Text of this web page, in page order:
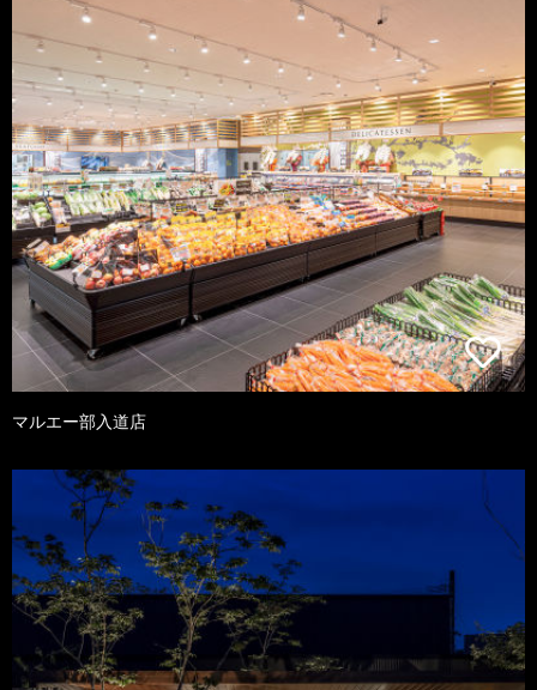
マルエー部入道店